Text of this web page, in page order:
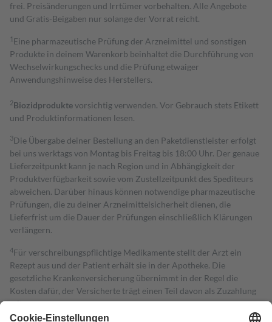
frei. Preisänderungen und Irrtümer vorbehalten. Alle Angebote
und Gratis-Beigaben nur solange der Vorrat reicht.
1 Eine pharmazeutische Prüfung der Arzneimittel und sonstigen
Produkte in deinem Warenkorb beinhaltet die Durchführung von
Wechselwirkungschecks und die Prüfung etwaiger
Anwendungshinweise des Herstellers.
2Biozidproduktevorsichtig verwenden. Vor Gebrauch stets Etikett
und Produktinformationen lesen.
3Die Übergabe deiner Bestellung an den Paketdienstleister erfolgt
bei uns werktags von Montag bis Freitag bis 18:00 Uhr. Der genaue
Lieferzeitpunkt kann je nach Region und in Abhängigkeit der
Produktverfügbarkeit sowie vom Zustellzeitpunkt des Spediteurs
abweichen. Darüber hinaus können notwendige pharmazeutische
Prüfungen, die zu deiner Arzneimittelsicherheit dienen, die
Lieferfrist um die Dauer der Prüfungen einschließlich Klärungen
verlängern.
4Für verschreibungspflichtige Medikamente stellt der Arzt ein
Rezept aus und der Patient erhält sie in der Apotheke. Die
gesetzliche Krankenversicherung übernimmt in der Regel die
Kosten dafür, der Versicherte trägt einen Teil davon als Zuzahlung
mit.
Grundsätzlich leisten Mitglieder Zuzahlungen in Höhe von zehn